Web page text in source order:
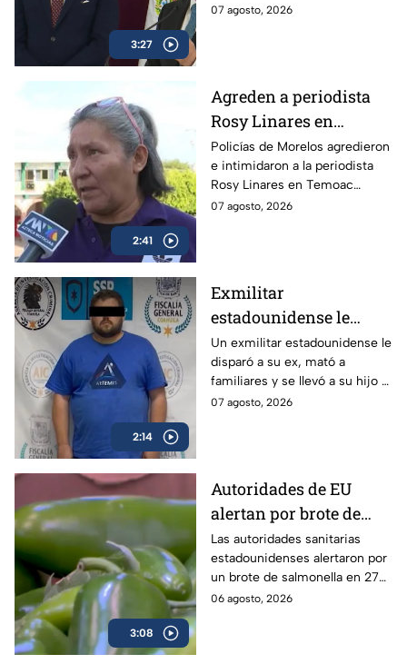
3:27
crítica
comunicación social, lo que
07 agosto, 2026
2:41
Agreden a periodista
Rosy Linares en
Morelos durante
cobertura del asesinato
del alcalde de Temoac
Policías de Morelos agredieron
e intimidaron a la periodista
Rosy Linares en Temoac
mientras realizaba una
07 agosto, 2026
2:14
Exmilitar
estadounidense le
disparó a su ex en
Saltillo, mató a
familiares y se llevó a
su hijo
Un exmilitar estadounidense le
disparó a su ex, mató a
familiares y se llevó a su hijo a
la frontera.
07 agosto, 2026
3:08
Autoridades de EU
alertan por brote de
Salmonella en cultivos
de jalapeño en México
Las autoridades sanitarias
estadounidenses alertaron por
un brote de salmonella en 27
estados vinculados a el chile
06 agosto, 2026